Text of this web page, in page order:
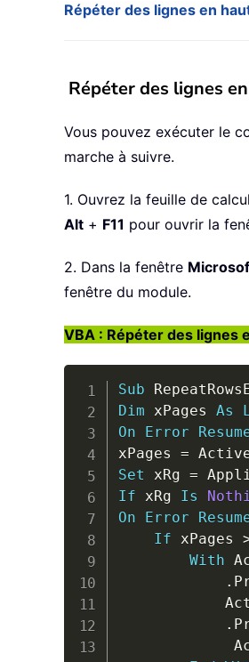
Répéter des lignes en
Répéter des lignes
Vous pouvez exécuter le
marche à suivre.
1. Ouvrez la feuille de
Alt + F11 pour ouvrir la
2. Dans la fenêtre
fenêtre du module.
VBA : Répéter des lignes
Sub
Dim xPages As
On
Error
xPages =
Set xRg =
If xRg Is
On
Error
If xPages
With
.
.